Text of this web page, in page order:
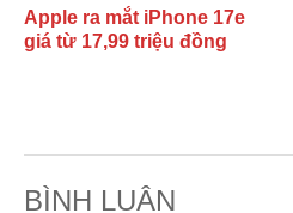
Apple ra mắt iPhone 17e
giá từ 17,99 triệu đồng
BÌNH LUẬN